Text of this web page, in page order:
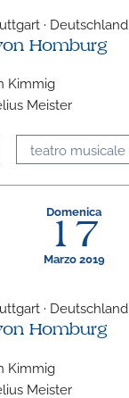
· Deutschland
Homburg
Kimmig
Meister
teatro musicale
Domenica
17
Marzo 2019
· Deutschland
Homburg
Kimmig
Meister